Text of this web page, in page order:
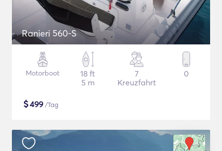
Ranieri 560-S
Motorboot
18 ft
5 m
7
Kreuzfahrt
0
$499 /Tag